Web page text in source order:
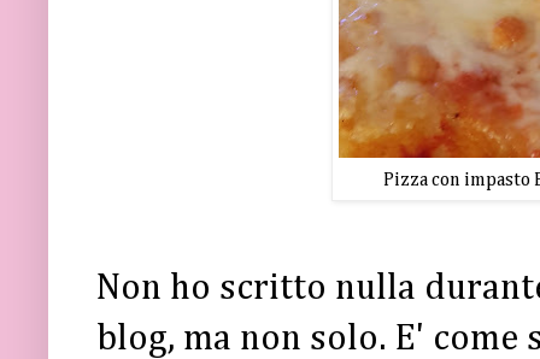
Pizza con impasto
Non ho scritto nulla
blog, ma non solo. E'